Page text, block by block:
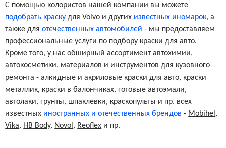
С помощью колористов нашей компании вы можете
подобрать краску дляVolvo и других известных иномарок, а
также дляотечественных автомобилей - мы предоставляем
профессиональные услуги по подбору краски для авто.
Кроме того, у нас обширный ассортимент автохимии,
автокосметики, материалов и инструментов для кузовного
ремонта - алкидные и акриловые краски для авто, краски
металлик, краски в балончиках, готовые автоэмали,
автолаки, грунты, шпаклевки, краскопульты и пр. всех
известных иностранных и отечественных брендов - Mobihel ,
Vika, HB Body, Novol , Reoflex и пр.